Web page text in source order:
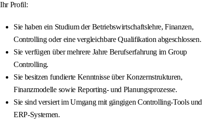
Ihr Profil:
Sie haben ein Studium der Betriebswirtschaftslehre, Finanzen,
Controlling oder eine vergleichbare Qualifikation abgeschlossen.
Sie verfügen über mehrere Jahre Berufserfahrung im Group
Controlling.
Sie besitzen fundierte Kenntnisse über Konzernstrukturen,
Finanzmodelle sowie Reporting- und Planungsprozesse.
Sie sind versiert im Umgang mit gängigen Controlling-Tools und
ERP-Systemen.